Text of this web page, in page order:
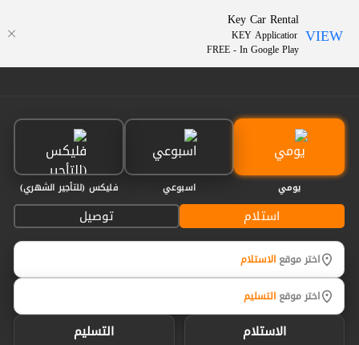
AR
يومي اسبوعي فليكس (للتأجير الشهري)
استلام توصيل
اختر موقع الاستلام
اختر موقع التسليم
الاستلام التسليم
Key Car Rental
KEY Application
FREE - In Google Play VIEW